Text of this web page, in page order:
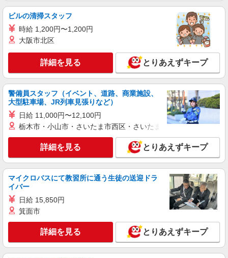
位で別途支給します。
キープ 詳細を見る
そんぽの家S 国領
調理補助スタッフ
時給1270円〜1320円 ※経験等による ★希望収
入がありましたら、ご相談いただければ希望条件
に合うかの確認もいたします。 ★時間外手当別途
支給 ★上記金額は働きがい向上手当を含みます。
★働きがい向上手当※26年6月改定（地域により異
なる） 社会保険加入者は更に＋50円
東京都調布市国領町6丁目12-11
キープ 詳細を見る
アルバイト パート
コンパスグループ・ジャパン株式会社 21698_p
調理師【アルバイト・パート】
2,125円以上 残業が発生した場合、残業代を1分単
位で別途支給します。
京都調布市仙川町2丁目8番13）
キープ 詳細を見る
ビルの清掃スタッフ
時給 1,200円〜1,200円
大阪市北区
詳細を見る とりあえずキープ
警備員スタッフ（イベント、道路、商業施設、
大型駐車場、JR列車見張りなど）
日給 11,000円〜12,100円
栃木市・小山市・さいたま市西区・さいたま市岩槻区・久喜市・
詳細を見る とりあえずキープ
マイクロバスにて教習所に通う生徒の送迎ドラ
イバー
日給 15,850円
箕面市
詳細を見る とりあえずキープ